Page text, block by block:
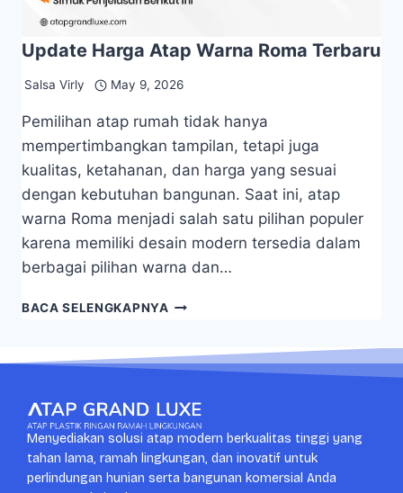
Update Harga Atap Warna Roma Terbaru
Salsa Virly May 9, 2026
Pemilihan atap rumah tidak hanya
mempertimbangkan tampilan, tetapi juga
kualitas, ketahanan, dan harga yang sesuai
dengan kebutuhan bangunan. Saat ini, atap
warna Roma menjadi salah satu pilihan populer
karena memiliki desain modern tersedia dalam
berbagai pilihan warna dan…
BACA SELENGKAPNYA
Menyediakan solusi atap modern berkualitas tinggi yang
tahan lama, ramah lingkungan, dan inovatif untuk
perlindungan hunian serta bangunan komersial Anda